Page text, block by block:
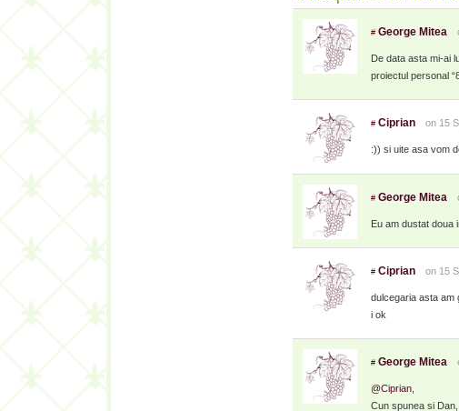
# George Mitea
De data asta mi-ai
proiectul personal
# Ciprian on 15
:)) si uite asa vom
# George Mitea
Eu am dustat doua
# Ciprian on 15
dulcegaria asta am
i ok
# George Mitea
@Ciprian,
Cun spunea si